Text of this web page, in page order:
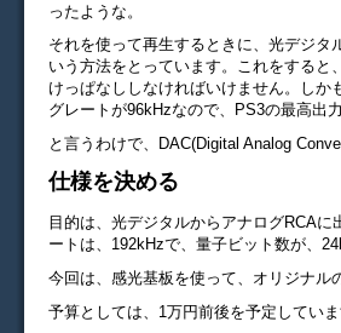
ったような。
それを使って再生するときに、光デジ
いう方法をとっています。これをする
けっぱなししなければいけません。し
グレートが96kHzなので、PS3の最高出
と言うわけで、DAC(Digital Analog
仕様を決める
目的は、光デジタルからアナログRCA
ートは、192kHzで、量子ビット数が、
今回は、感光基板を使って、オリジナル
予算としては、1万円前後を予定していま